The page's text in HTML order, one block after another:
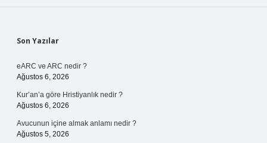
Sidebar
Son Yazılar
eARC ve ARC nedir ?
Ağustos 6, 2026
Kur’an’a göre Hristiyanlık nedir ?
Ağustos 6, 2026
Avucunun içine almak anlamı nedir ?
Ağustos 5, 2026